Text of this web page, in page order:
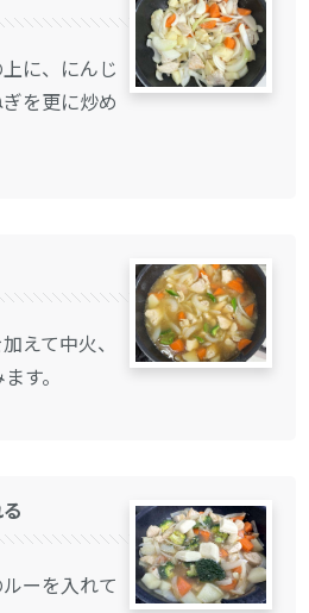
に、にんじ
を更に炒め
えて中火、
す。
ーを入れて